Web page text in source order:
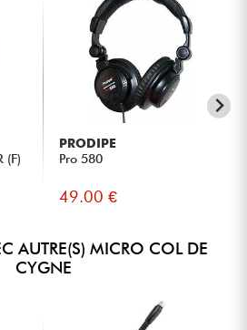
(F)
PRODIPE
Pro 580
49.00 €
AUTRE(S) MICRO COL DE
CYGNE